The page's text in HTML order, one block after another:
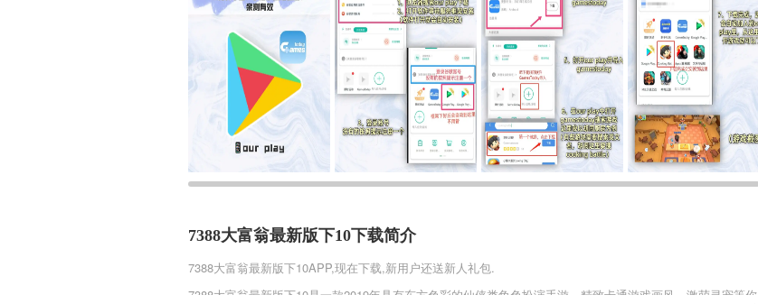
7388大富翁最新版下10下载简介
7388大富翁最新版下10APP,现在下载,新用户还送新人礼包.
7388大富翁最新版下10是一款2019年具有东方色彩的仙侠类角色扮演手游，精致卡通游戏画风，激萌灵宠等你